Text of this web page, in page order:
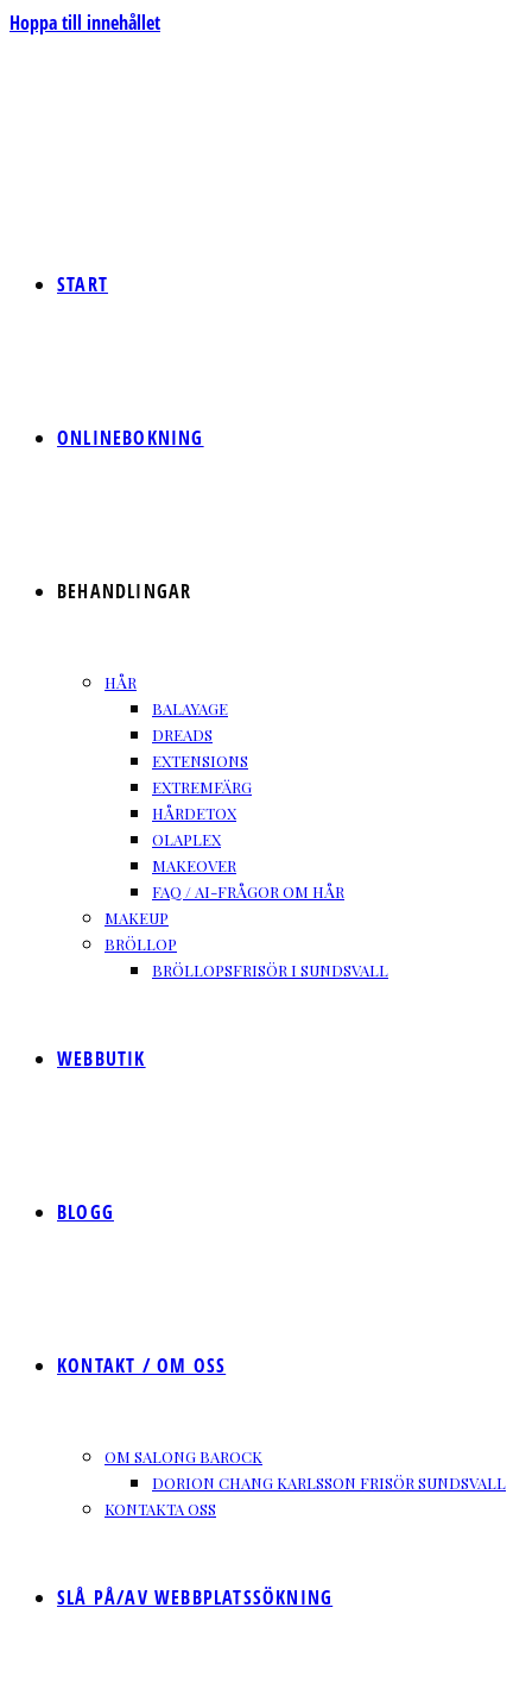
Hoppa till innehållet
START
ONLINEBOKNING
BEHANDLINGAR
HÅR
BALAYAGE
DREADS
EXTENSIONS
EXTREMFÄRG
HÅRDETOX
OLAPLEX
MAKEOVER
FAQ / AI-FRÅGOR OM HÅR
MAKEUP
BRÖLLOP
BRÖLLOPSFRISÖR I SUNDSVALL
WEBBUTIK
BLOGG
KONTAKT / OM OSS
OM SALONG BAROCK
DORION CHANG KARLSSON FRISÖR SUNDSVALL
KONTAKTA OSS
SLÅ PÅ/AV WEBBPLATSSÖKNING